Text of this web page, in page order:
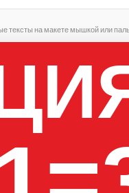
тексты на макете мышкой или